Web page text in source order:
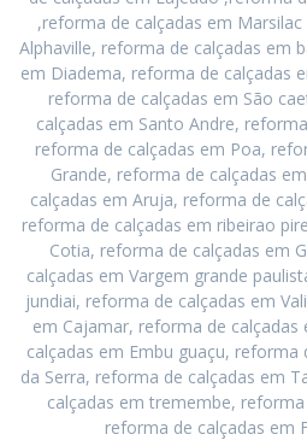
,reforma de calçadas em
Alphaville, reforma de calçadas em
em Diadema, reforma de calçadas
reforma de calçadas em São
calçadas em Santo Andre,
reforma de calçadas em Poa,
Grande, reforma de calçadas
calçadas em Aruja, reforma de
reforma de calçadas em ribeirao
Cotia, reforma de calçadas em
calçadas em Vargem grande
jundiai, reforma de calçadas em
em Cajamar, reforma de
calçadas em Embu guaçu, reforma
da Serra, reforma de calçadas em
calçadas em tremembe,
reforma de calçadas em